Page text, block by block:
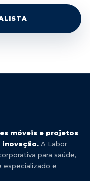
móveis e projetos
inovação. A Labor
para saúde,
especializado e